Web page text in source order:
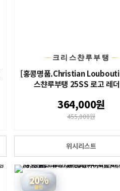
크리스챤루부탱
[홍콩명품.Christian
스챤루부탱 25SS 로고 레
364,000원
455,000원
위시리스트
20%
할인